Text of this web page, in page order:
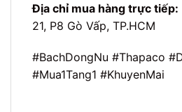
Địa chỉ mua hàng trực tiếp:
21, P8 Gò Vấp, TP.HCM
#BachDongNu #Thapaco
#Mua1Tang1 #KhuyenMai